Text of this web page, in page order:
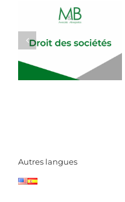
Autres langues